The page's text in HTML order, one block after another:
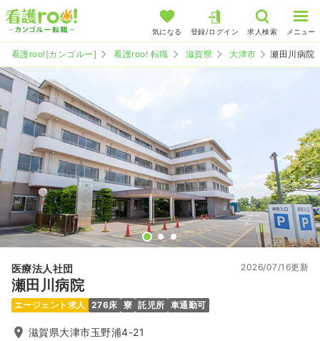
気になる 登録/ログイン 求人検索 メニュー
看護roo![カンゴルー] 看護roo! 転職 滋賀県 大津市 瀬田川病院
医療法人社団
瀬田川病院
2026/07/16更新
エージェント求人 276床 寮 託児所 車通勤可
滋賀県大津市玉野浦4-21